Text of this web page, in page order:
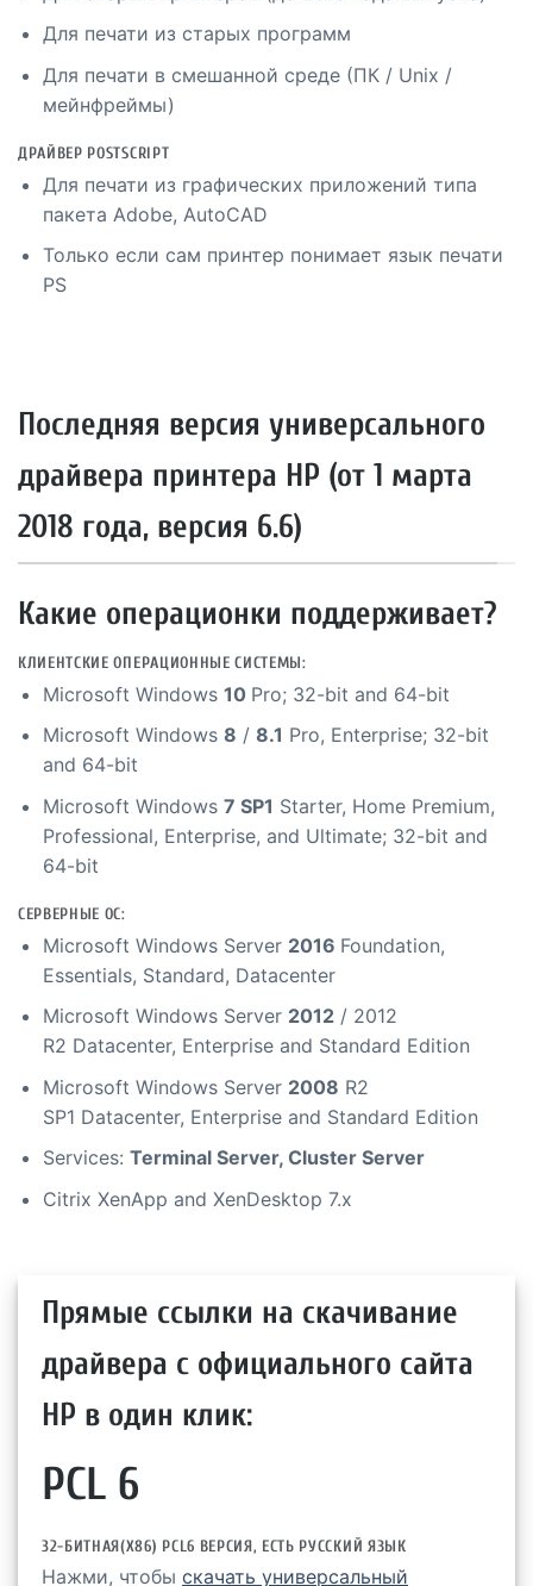
Для печати из старых программ
Для печати в смешанной среде (ПК / Unix /
мейнфреймы)
ДРАЙВЕР POSTSCRIPT
Для печати из графических приложений типа
пакета Adobe, AutoCAD
Только если сам принтер понимает язык печати
PS
Последняя версия универсального
драйвера принтера HP (от 1 марта
2018 года, версия 6.6)
Какие операционки поддерживает?
КЛИЕНТСКИЕ ОПЕРАЦИОННЫЕ СИСТЕМЫ:
Microsoft Windows 10 Pro; 32-bit and 64-bit
Microsoft Windows 8 / 8.1 Pro, Enterprise; 32-bit
and 64-bit
Microsoft Windows 7 SP1 Starter, Home Premium,
Professional, Enterprise, and Ultimate; 32-bit and
64-bit
СЕРВЕРНЫЕ ОС:
Microsoft Windows Server 2016 Foundation,
Essentials, Standard, Datacenter
Microsoft Windows Server 2012/ 2012
R2 Datacenter, Enterprise and Standard Edition
Microsoft Windows Server 2008 R2
SP1 Datacenter, Enterprise and Standard Edition
Services: Terminal Server, Cluster Server
Citrix XenApp and XenDesktop 7.x
Прямые ссылки на скачивание
драйвера с официального сайта
HP в один клик:
PCL 6
32-БИТНАЯ(X86) PCL6 ВЕРСИЯ, ЕСТЬ РУССКИЙ ЯЗЫК
Нажми, чтобы скачать универсальный